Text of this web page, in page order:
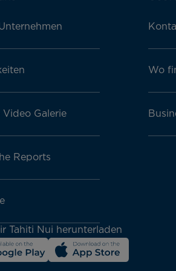
Video Galerie
Reports
Wo
Tahiti Nui herunterladen